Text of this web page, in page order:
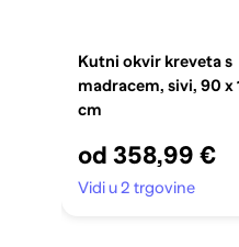
Kutni okvir kreveta s
madracem, sivi, 90 x
cm
od 358,99 €
Vidi u 2 trgovine